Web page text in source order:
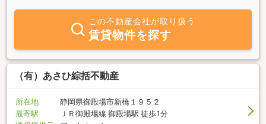
全なお取引になる様にサポートさせていただきます。
この不動産会社が取り扱う
賃貸物件を探す
（有）あさひ綜括不動産
所在地
静岡県御殿場市新橋１９５２
最寄駅
ＪＲ御殿場線 御殿場駅 徒歩1分